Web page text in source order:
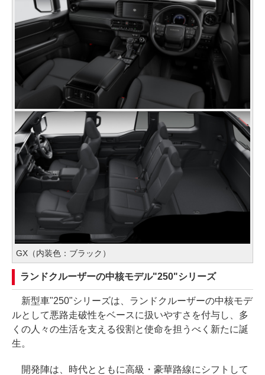
GX（内装色：ブラック）
ランドクルーザーの中核モデル"250"シリーズ
新型車"250"シリーズは、ランドクルーザーの中核モデ
ルとして悪路走破性をベースに扱いやすさを付与し、多
くの人々の生活を支える役割と使命を担うべく新たに誕
生。
開発陣は、時代とともに高級・豪華路線にシフトして